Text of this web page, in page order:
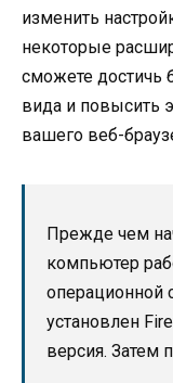
изменить
некоторые
сможете достичь
вида и повысить
вашего веб-
Прежде чем
компьютер
операционной
установлен
версия. Затем